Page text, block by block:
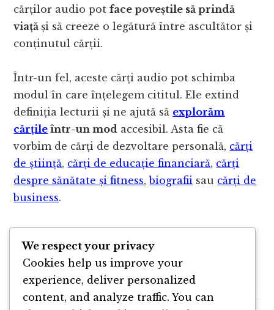
cărților audio potface poveștile să prindă
viață și să creeze o legătură între ascultător și
conținutul cărții.
Într-un fel, aceste cărți audio pot schimba
modul în care înțelegem cititul. Ele extind
definiția lecturii și ne ajută să explorăm
cărțile într-un mod accesibil. Asta fie că
vorbim de cărți de dezvoltare personală, cărți
de știință, cărți de educație financiară, cărți
despre sănătate și fitness,biografii sau cărți de
business.
Resurse & linkuri
Website StrimStory
We respect your privacy
Cookies help us improve your
experience, deliver personalized
content, and analyze traffic. You can